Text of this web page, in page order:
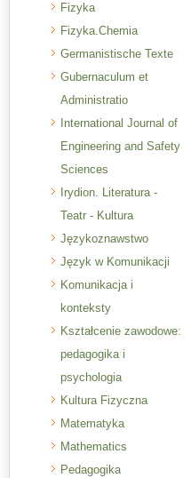
Fizyka
Fizyka.Chemia
Germanistische Texte
Gubernaculum et
Administratio
International Journal of
Engineering and Safety
Sciences
Irydion. Literatura -
Teatr - Kultura
Językoznawstwo
Język w Komunikacji
Komunikacja i
konteksty
Kształcenie zawodowe:
pedagogika i
psychologia
Kultura Fizyczna
Matematyka
Mathematics
Pedagogika